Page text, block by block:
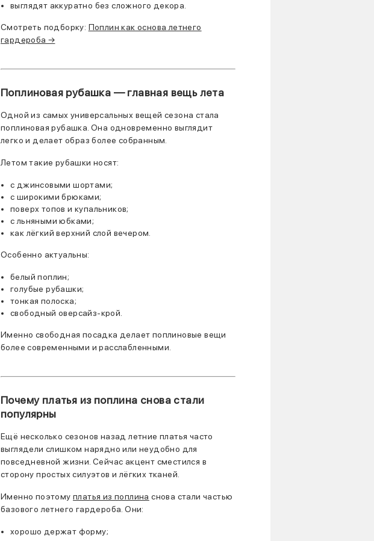
выглядят аккуратно без сложного декора.
Смотреть подборку: Поплин как основа летнего
гардероба →
Поплиновая рубашка — главная вещь лета
Одной из самых универсальных вещей сезона стала
поплиновая рубашка. Она одновременно выглядит
легко и делает образ более собранным.
Летом такие рубашки носят:
с джинсовыми шортами;
с широкими брюками;
поверх топов и купальников;
с льняными юбками;
как лёгкий верхний слой вечером.
Особенно актуальны:
белый поплин;
голубые рубашки;
тонкая полоска;
свободный оверсайз-крой.
Именно свободная посадка делает поплиновые вещи
более современными и расслабленными.
Почему платья из поплина снова стали
популярны
Ещё несколько сезонов назад летние платья часто
выглядели слишком нарядно или неудобно для
повседневной жизни. Сейчас акцент сместился в
сторону простых силуэтов и лёгких тканей.
Именно поэтомуплатья из поплина снова стали частью
базового летнего гардероба. Они:
хорошо держат форму;